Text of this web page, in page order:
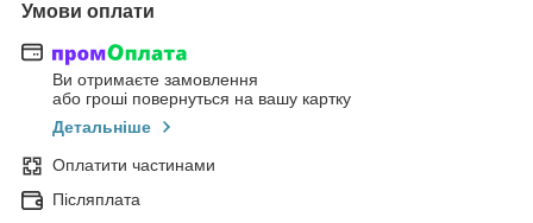
Умови оплати
Ви отримаєте замовлення
або гроші повернуться на вашу картку
Детальніше
Оплатити частинами
Післяплата